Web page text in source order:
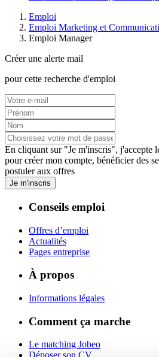
Emploi
Emploi Marketing et
Emploi Manager
Créer une alerte mail
pour cette recherche d'emploi
En cliquant sur "Je m'inscris", j'accepte
pour créer mon compte, bénéficier des
postuler aux offres
Je m'inscris
Conseils emploi
Offres d’emploi
Actualités
Pages entreprise
À propos
Informations légales
Comment ça marche
Le matching Jobeo